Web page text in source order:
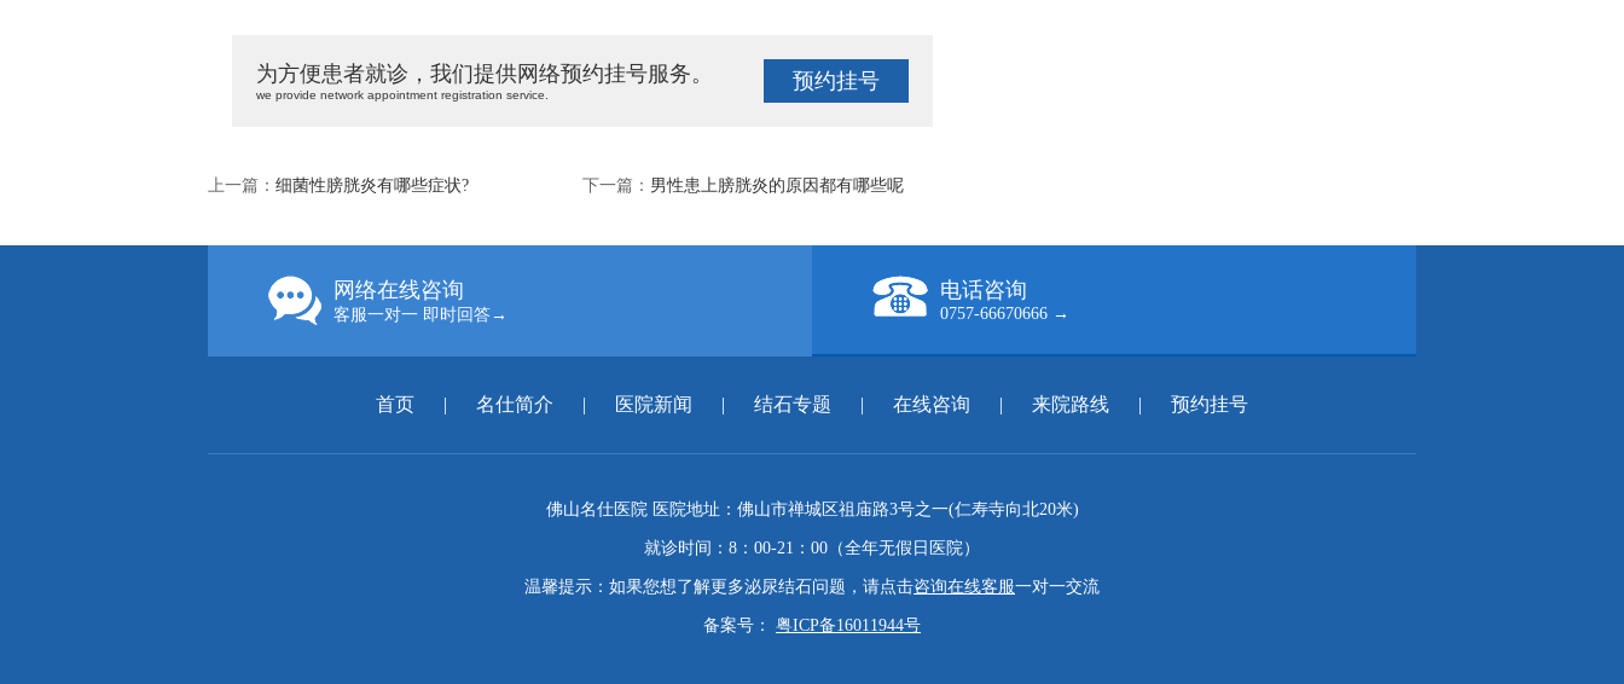
为方便患者就诊，我们提供网络预约挂号服务。
we provide network appointment registration service.
预约挂号
上一篇： 细菌性膀胱炎有哪些症状? 下一篇： 男性患上膀胱炎的原因都有哪些呢
网络在线咨询
客服一对一 即时回答→
电话咨询
0757-66670666 →
首页 | 名仕简介 | 医院新闻 | 结石专题 | 在线咨询 | 来院路线 | 预约挂号
佛山名仕医院 医院地址：佛山市禅城区祖庙路3号之一(仁寿寺向北20米)
就诊时间：8：00-21：00（全年无假日医院）
温馨提示：如果您想了解更多泌尿结石问题，请点击咨询在线客服一对一交流
备案号： 粤ICP备16011944号